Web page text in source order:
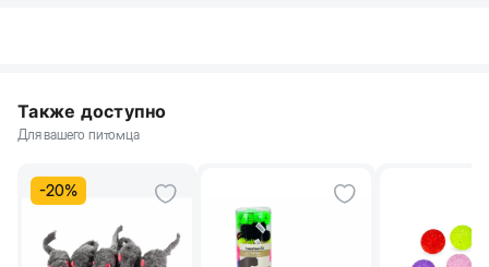
Также доступно
Для вашего питомца
-20%